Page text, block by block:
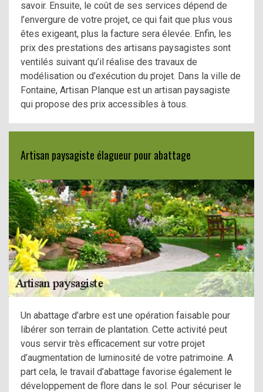
savoir. Ensuite, le coût de ses services dépend de
l’envergure de votre projet, ce qui fait que plus vous
êtes exigeant, plus la facture sera élevée. Enfin, les
prix des prestations des artisans paysagistes sont
ventilés suivant qu’il réalise des travaux de
modélisation ou d’exécution du projet. Dans la ville de
Fontaine, Artisan Planque est un artisan paysagiste
qui propose des prix accessibles à tous.
Artisan paysagiste élagueur pour abattage
Un abattage d’arbre est une opération faisable pour
libérer son terrain de plantation. Cette activité peut
vous servir très efficacement sur votre projet
d’augmentation de luminosité de votre patrimoine. A
part cela, le travail d’abattage favorise également le
développement de flore dans le sol. Pour sécuriser le